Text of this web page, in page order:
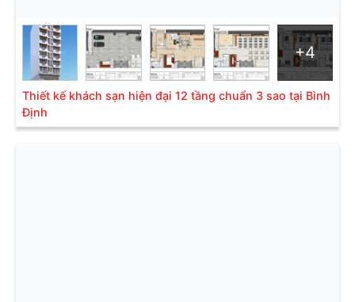
+4
Thiết kế khách sạn hiện đại 12 tầng chuẩn 3 sao tại Bình
Định